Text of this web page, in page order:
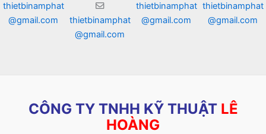
thietbinamphat
@gmail.com
thietbinamphat
@gmail.com
thietbinamphat
@gmail.com
thietbinamphat
@gmail.com
CÔNG TY TNHH KỸ THUẬT LÊ
HOÀNG